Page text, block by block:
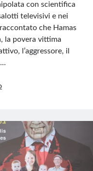
con scientifica
televisivi e nei
che Hamas
la povera vittima
l’aggressore, il
La
Hamas